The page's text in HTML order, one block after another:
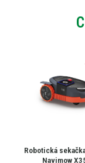
Robotická
Navimow